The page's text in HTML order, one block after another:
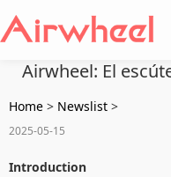
Airwheel: El
Home > Newslist >
2025-05-15
Introduction